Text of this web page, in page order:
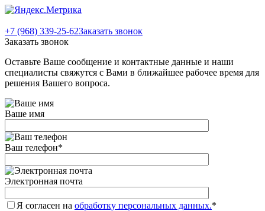
+7 (968) 339-25-62Заказать звонок
Заказать звонок
Оставьте Ваше сообщение и контактные данные и наши
специалисты свяжутся с Вами в ближайшее рабочее время для
решения Вашего вопроса.
Ваше имя
Ваш телефон*
Электронная почта
Я согласен на обработку персональных данных.*